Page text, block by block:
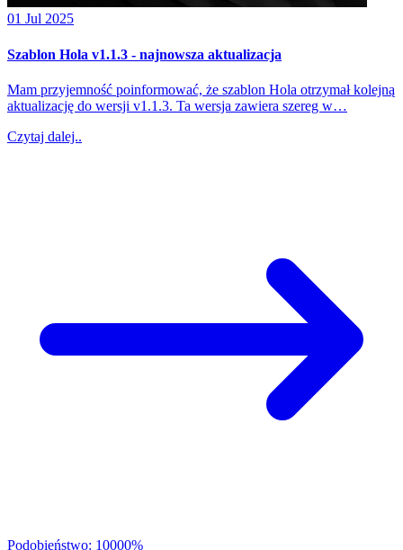
01 Jul 2025
Szablon Hola v1.1.3 - najnowsza aktualizacja
Mam przyjemność poinformować, że szablon Hola otrzymał kolejną
aktualizację do wersji v1.1.3. Ta wersja zawiera szereg w…
Czytaj dalej..
Podobieństwo: 10000%